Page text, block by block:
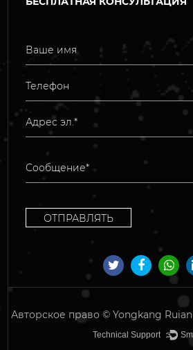
Авторское право © Yongkang
Technical Support ：